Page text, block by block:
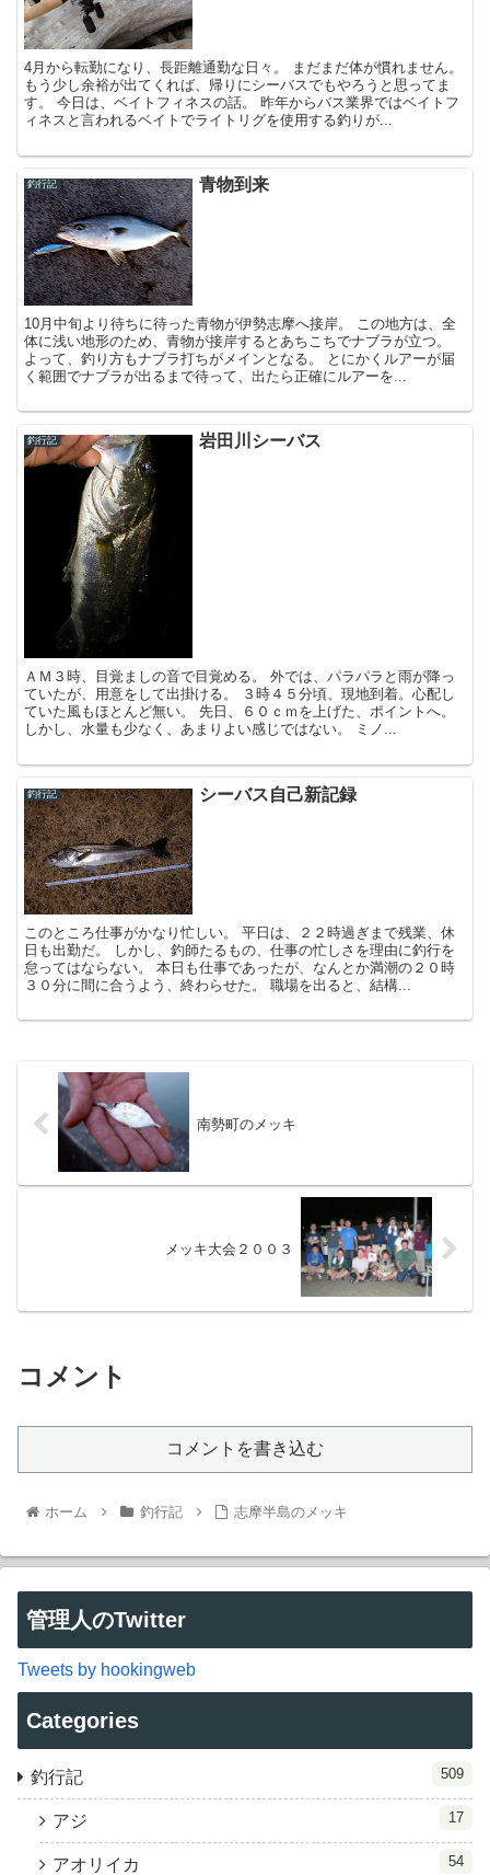
4月から転勤になり、長距離通勤な日々。 まだまだ体が慣れません。
もう少し余裕が出てくれば、帰りにシーバスでもやろうと思ってま
す。 今日は、ベイトフィネスの話。 昨年からバス業界ではベイトフ
ィネスと言われるベイトでライトリグを使用する釣りが...
釣行記 青物到来
10月中旬より待ちに待った青物が伊勢志摩へ接岸。 この地方は、全
体に浅い地形のため、青物が接岸するとあちこちでナブラが立つ。
よって、釣り方もナブラ打ちがメインとなる。 とにかくルアーが届
く範囲でナブラが出るまで待って、出たら正確にルアーを...
釣行記 岩田川シーバス
ＡＭ３時、目覚ましの音で目覚める。 外では、パラパラと雨が降っ
ていたが、用意をして出掛ける。 ３時４５分頃、現地到着。心配し
ていた風もほとんど無い。 先日、６０ｃｍを上げた、ポイントへ。
しかし、水量も少なく、あまりよい感じではない。 ミノ...
釣行記 シーバス自己新記録
このところ仕事がかなり忙しい。 平日は、２２時過ぎまで残業、休
日も出勤だ。 しかし、釣師たるもの、仕事の忙しさを理由に釣行を
怠ってはならない。 本日も仕事であったが、なんとか満潮の２０時
３０分に間に合うよう、終わらせた。 職場を出ると、結構...
南勢町のメッキ
メッキ大会２００３
コメント
コメントを書き込む
ホーム 釣行記 志摩半島のメッキ
管理人のTwitter
Tweets by hookingweb
Categories
釣行記 509
アジ 17
アオリイカ 54